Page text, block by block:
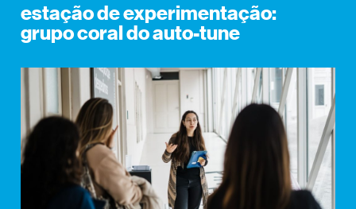
estação de experimentação:
grupo coral do auto-tune